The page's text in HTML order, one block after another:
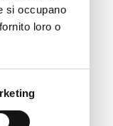
si occupano
loro o